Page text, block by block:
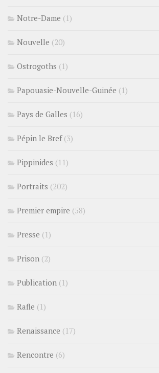
Notre-Dame (1)
Nouvelle (20)
Ostrogoths (1)
Papouasie-Nouvelle-Guinée (1)
Pays de Galles (16)
Pépin le Bref(3)
Pippinides (11)
Portraits (202)
Premier empire (58)
Presse (1)
Prison (2)
Publication (1)
Rafle (1)
Renaissance (17)
Rencontre (6)